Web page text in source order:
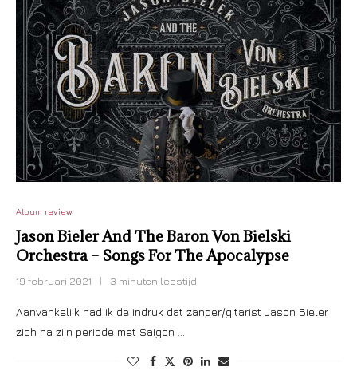
Album review
Jason Bieler And The Baron Von Bielski
Orchestra – Songs For The Apocalypse
19 februari 2021 3 minuten leestijd
Aanvankelijk had ik de indruk dat zanger/gitarist Jason Bieler
zich na zijn periode met Saigon …